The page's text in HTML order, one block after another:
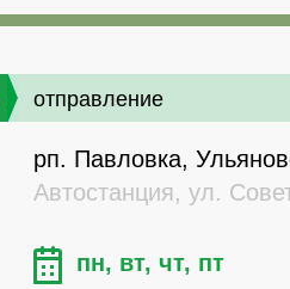
отправление
рп. Павловка,
Автостанция, ул.
пн, вт, чт, пт